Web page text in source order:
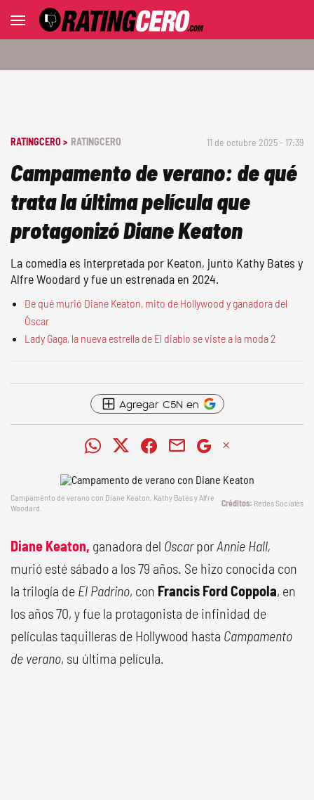
RATINGCERO > RATINGCERO 11 de octubre 2025 - 17:39
Campamento de verano: de qué
trata la última película que
protagonizó Diane Keaton
La comedia es interpretada por Keaton, junto Kathy Bates y
Alfre Woodard y fue un estrenada en 2024.
De qué murió Diane Keaton, mito de Hollywood y ganadora del
Óscar
Lady Gaga, la nueva estrella de El diablo se viste a la moda 2
Agregar C5N en
Campamento de verano con Diane Keaton, Kathy Bates y Alfre
Woodard.
Redes Sociales
Diane Keaton, ganadora del OscarporAnnie Hall,
murió esté sábado a los 79 años. Se hizo conocida con
la trilogía de El Padrino, con Francis Ford Coppola, en
los años 70, y fue la protagonista de infinidad de
películas taquilleras de Hollywood hasta Campamento
de verano, su última película.